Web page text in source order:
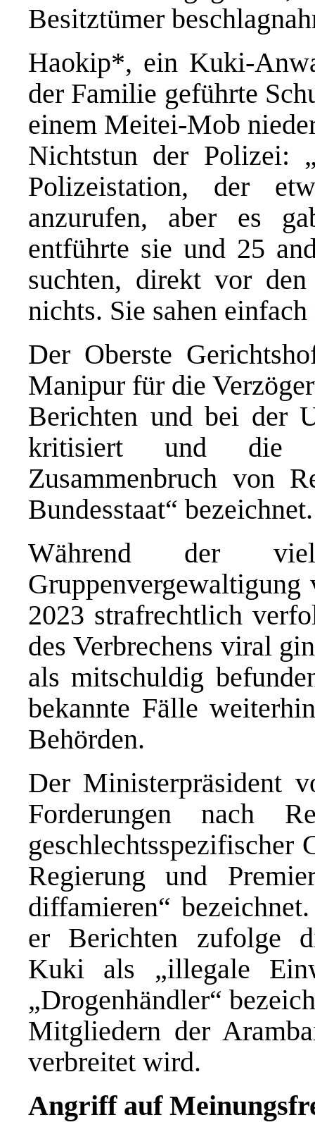
Besitztümer
Haokip*, ein Kuki-
der Familie geführte
einem Meitei-Mob
Nichtstun der Polizei:
Polizeistation, der
anzurufen, aber es
entführte sie und 25
suchten, direkt vor
nichts. Sie sahen
Der Oberste
Manipur für die
Berichten und bei der
kritisiert und die
Zusammenbruch von
Bundesstaat“
Während der
2023 strafrechtlich
des Verbrechens viral
als mitschuldig
bekannte Fälle
Behörden.
Der Ministerpräsident
Forderungen nach
geschlechtsspezifischer
Regierung und
diffamieren“
er Berichten zufolge
Kuki als „illegale
„Drogenhändler“
Mitgliedern der
verbreitet wird.
Angriff auf